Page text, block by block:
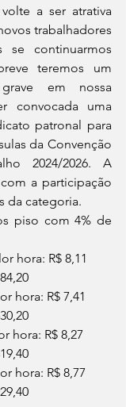
a ser atrativa
trabalhadores
continuarmos
teremos um
em nossa
convocada uma
patronal para
da Convenção
2024/2026. A
a participação
da categoria.
piso com 4% de
hora: R$ 8,11
hora: R$ 7,41
hora: R$ 8,27
hora: R$ 8,77